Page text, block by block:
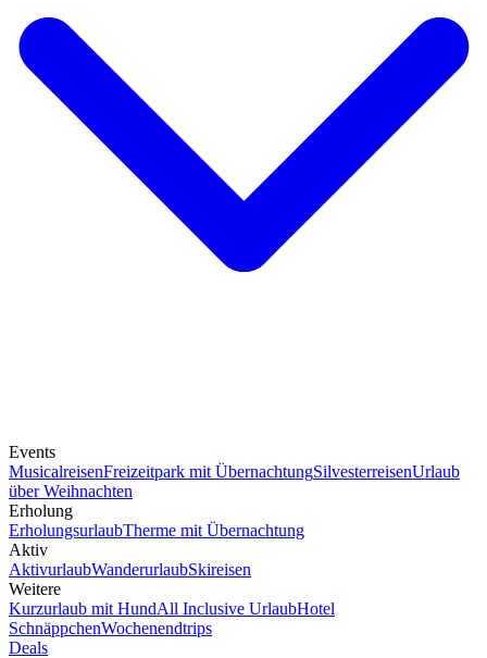
Events
MusicalreisenFreizeitpark mit ÜbernachtungSilvesterreisenUrlaub
über Weihnachten
Erholung
ErholungsurlaubTherme mit Übernachtung
Aktiv
AktivurlaubWanderurlaubSkireisen
Weitere
Kurzurlaub mit HundAll Inclusive UrlaubHotel
SchnäppchenWochenendtrips
Deals